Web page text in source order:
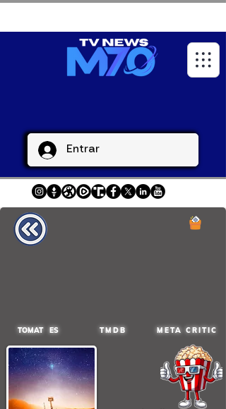
Entrar
TOMAT ES TMDB META CRITIC